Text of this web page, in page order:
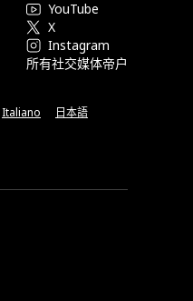
YouTube
X
Instagram
所有社交媒体帝户
Italiano 日本語